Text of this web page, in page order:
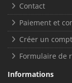
Contact
Paiement et
Créer un
Formulaire de
Informations